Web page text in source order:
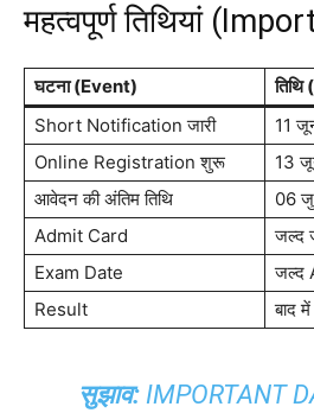
महत्वपूर्ण तिथियां
घटना (Event)
Short Notification जारी
11
Online Registration शुरू
13
आवेदन की अंतिम तिथि
06
Admit Card
जल्द
Exam Date
जल्द
Result
बाद में
सुझाव: IMPORTANT